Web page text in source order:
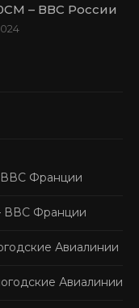
– ВВС России
ВВС Франции
ВВС Франции
Авиалинии
Авиалинии